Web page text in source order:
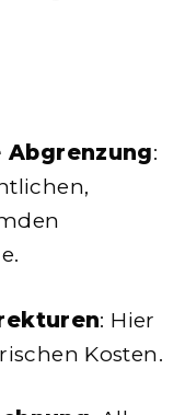
Abgrenzung:
: Hier
Kosten.